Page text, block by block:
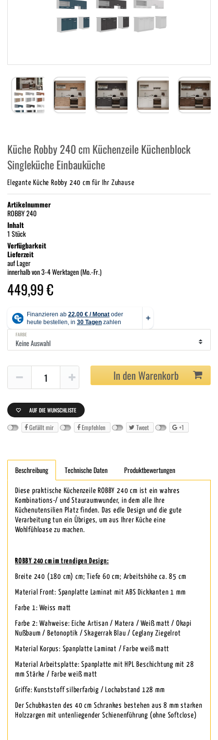
Küche Robby 240 cm Küchenzeile Küchenblock
Singleküche Einbauküche
Elegante Küche Robby 240 cm für Ihr Zuhause
Artikelnummer
ROBBY 240
Inhalt
1 Stück
Verfügbarkeit
Lieferzeit
auf Lager
innerhalb von 3-4 Werktagen (Mo.-Fr.)
449,99 €
FARBE
In den Warenkorb
AUF DIE WUNSCHLISTE
Gefällt mir Empfehlen Tweet +1
Beschreibung Technische Daten Produktbewertungen
Diese praktische Küchenzeile ROBBY 240 cm ist ein wahres
Kombinations-/ und Stauraumwunder, in dem alle Ihre
Küchenutensilien Platz finden. Das edle Design und die gute
Verarbeitung tun ein Übriges, um aus Ihrer Küche eine
Wohlfühloase zu machen.
ROBBY 240 cm im trendigen Design:
Breite 240 (180 cm) cm; Tiefe 60 cm; Arbeitshöhe ca. 85 cm
Material Front: Spanplatte Laminat mit ABS Dickkanten 1 mm
Farbe 1: Weiss matt
Farbe 2: Wahweise: Eiche Artisan / Matera / Weiß matt / Okapi
Nußbaum / Betonoptik / Skagerrak Blau / Ceglany Ziegelrot
Material Korpus: Spanplatte Laminat / Farbe weiß matt
Material Arbeitsplatte: Spanplatte mit HPL Beschichtung mit 28
mm Stärke / Farbe weiß matt
Griffe: Kunststoff silberfarbig / Lochabstand 128 mm
Der Schubkasten des 40 cm Schrankes bestehen aus 8 mm starken
Holzzargen mit untenliegender Schienenführung (ohne Softclose)